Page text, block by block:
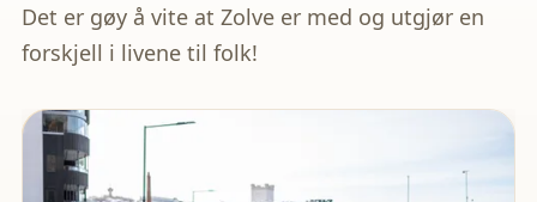
Det er gøy å vite at Zolve er med og utgjør en
forskjell i livene til folk!